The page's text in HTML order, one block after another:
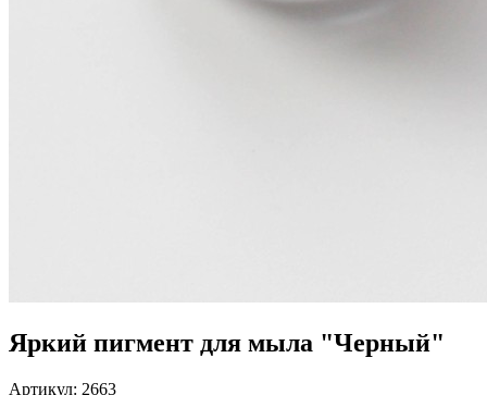
Яркий пигмент для мыла "Черный"
Артикул: 2663